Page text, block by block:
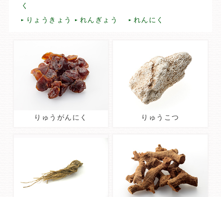
く
りょうきょう れんぎょう れんにく
りゅうがんにく りゅうこつ